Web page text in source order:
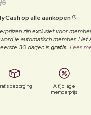
op alle aankopen
zijn exclusief voor
je automatisch member. Het
30 dagen isgratis. Lees
bezorging
Altijd lage
memberprijs